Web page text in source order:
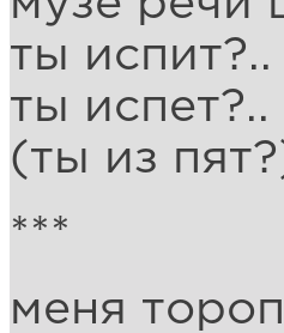
ты испит?..
ты испет?..
(ты из
***
меня